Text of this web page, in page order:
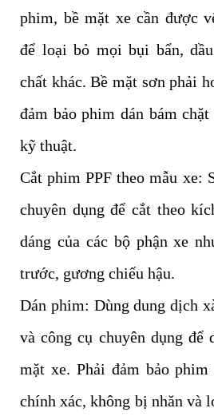
phim, bề mặt xe cần được
để loại bỏ mọi bụi bẩn,
chất khác. Bề mặt sơn phải
đảm bảo phim dán bám
kỹ thuật.
Cắt phim PPF theo mẫu xe:
chuyên dụng để cắt theo
dáng của các bộ phận xe
trước, gương chiếu hậu.
Dán phim: Dùng dung dịch
và công cụ chuyên dụng để
mặt xe. Phải đảm bảo
chính xác, không bị nhăn và